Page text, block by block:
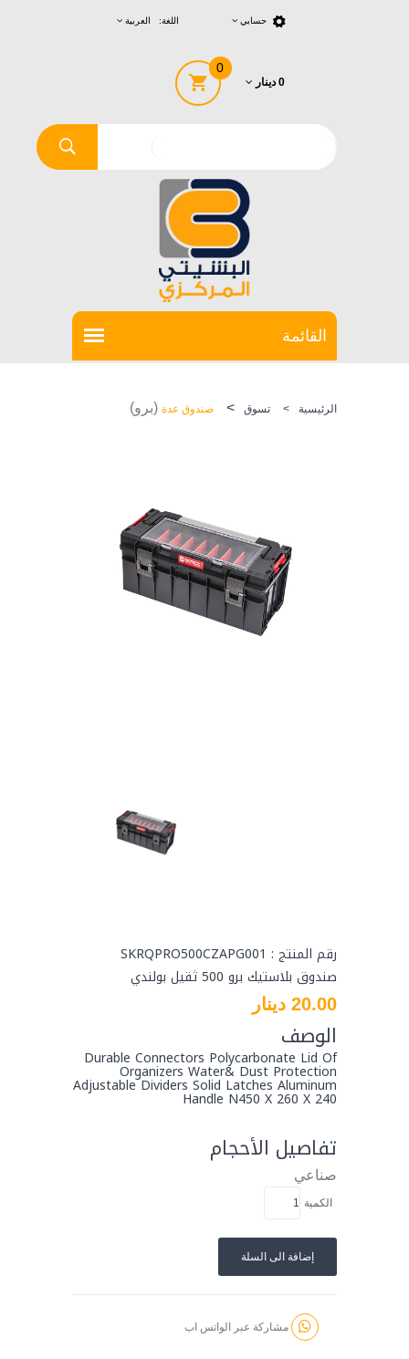
اللغة: العربية حسابي
0
0 دينار
الرئيسية > تسوق > صندوق عدة (برو)
رقم المنتج : SKRQPRO500CZAPG001
صندوق بلاستيك برو 500 ثقيل بولندي
20.00 دينار
الوصف
Durable Connectors Polycarbonate Lid Of
Organizers Water& Dust Protection
Adjustable Dividers Solid Latches Aluminum
Handle N450 X 260 X 240
تفاصيل الأحجام
صناعي
الكمية
إضافة الى السلة
مشاركة عبر الواتس اب